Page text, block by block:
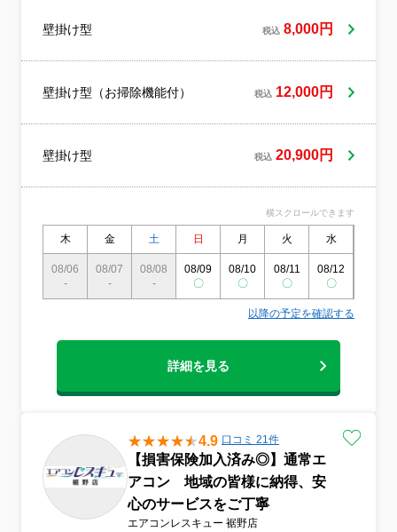
る。それだけで、少し気を使うものですよ
ね。だからDAIZENでは、作業そのものより
のか。どこは気にしなくていいのか。当日
えてからお伺いします。作業中も、お部屋
しません。終わったあと、すぐいつもの生
れいになった」よりも、「頼んでよかった
な」と、あとから思えること。その感覚を
大事にしながら、一件一件向き合っていま
す。今日の予定が、少しでもラクになるよ
壁掛け型 税込 8,000円
壁掛け型（お掃除機能付） 税込 12,000円
壁掛け型 税込 20,900円
横スクロールできます
木 金 土 日 月 火 水
08/06
-
08/07
-
08/08
-
08/09
〇
08/10
〇
08/11
〇
08/12
〇
以降の予定を確認する
詳細を見る
4.9 口コミ 21件
【損害保険加入済み◎】通常エ
アコン 地域の皆様に納得、安
心のサービスをご丁寧
エアコンレスキュー 裾野店